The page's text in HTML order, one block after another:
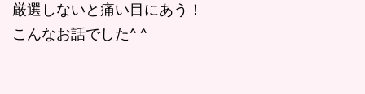
厳選しないと痛い目にあう！
こんなお話でした^ ^